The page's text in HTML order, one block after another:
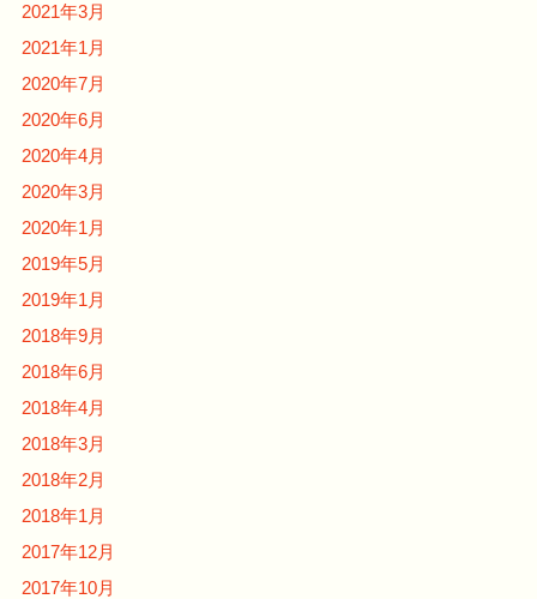
2021年3月
2021年1月
2020年7月
2020年6月
2020年4月
2020年3月
2020年1月
2019年5月
2019年1月
2018年9月
2018年6月
2018年4月
2018年3月
2018年2月
2018年1月
2017年12月
2017年10月